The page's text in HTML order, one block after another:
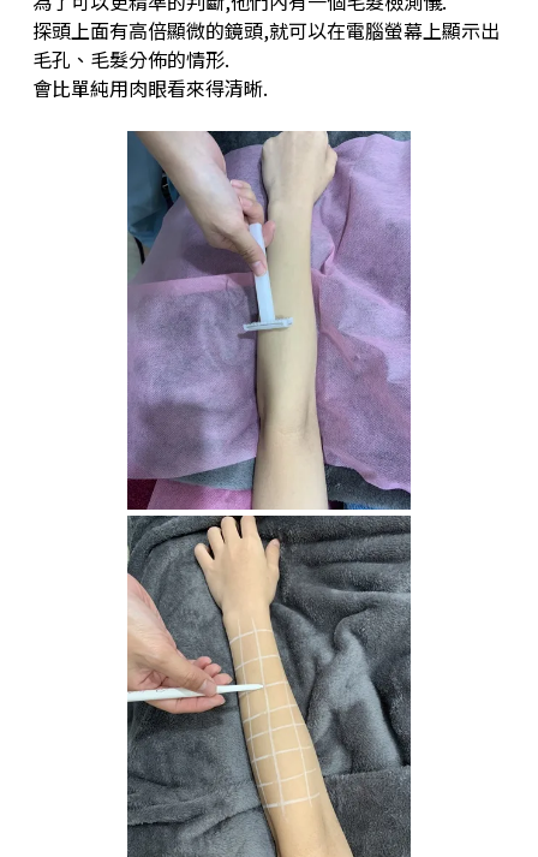
探頭上面有高倍顯微的鏡頭,就可以在電腦螢幕上顯示出
毛孔、毛髮分佈的情形.
會比單純用肉眼看來得清晰.